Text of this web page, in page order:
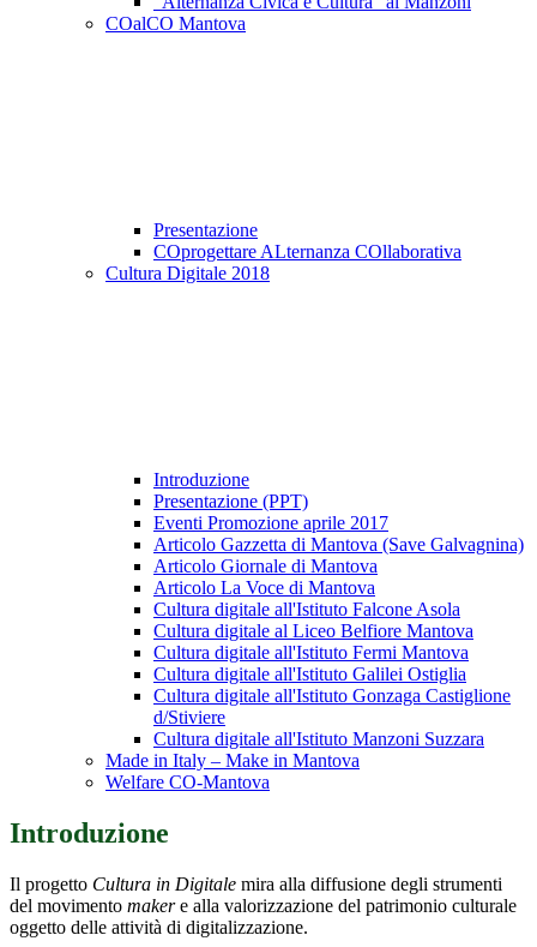
COalCO Mantova
Presentazione
COprogettare ALternanza COllaborativa
Cultura Digitale 2018
Introduzione
Presentazione (PPT)
Eventi Promozione aprile 2017
Articolo Gazzetta di Mantova (Save Galvagnina)
Articolo Giornale di Mantova
Articolo La Voce di Mantova
Cultura digitale all'Istituto Falcone Asola
Cultura digitale al Liceo Belfiore Mantova
Cultura digitale all'Istituto Fermi Mantova
Cultura digitale all'Istituto Galilei Ostiglia
Cultura digitale all'Istituto Gonzaga Castiglione
d/Stiviere
Cultura digitale all'Istituto Manzoni Suzzara
Made in Italy – Make in Mantova
Welfare CO-Mantova
Introduzione
Il progetto Cultura in Digitale mira alla diffusione degli strumenti
del movimento makere alla valorizzazione del patrimonio culturale
oggetto delle attività di digitalizzazione.